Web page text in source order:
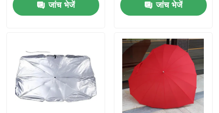
जांच भेजें जांच भेजें